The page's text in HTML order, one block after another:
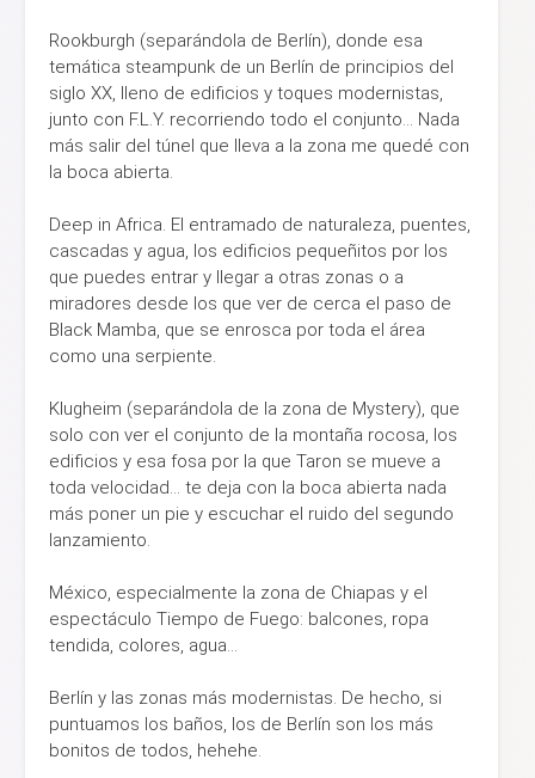
Rookburgh (separándola de Berlín), donde esa
temática steampunk de un Berlín de principios del
siglo XX, lleno de edificios y toques modernistas,
junto con F.L.Y. recorriendo todo el conjunto… Nada
más salir del túnel que lleva a la zona me quedé con
la boca abierta.
Deep in Africa. El entramado de naturaleza, puentes,
cascadas y agua, los edificios pequeñitos por los
que puedes entrar y llegar a otras zonas o a
miradores desde los que ver de cerca el paso de
Black Mamba, que se enrosca por toda el área
como una serpiente.
Klugheim (separándola de la zona de Mystery), que
solo con ver el conjunto de la montaña rocosa, los
edificios y esa fosa por la que Taron se mueve a
toda velocidad… te deja con la boca abierta nada
más poner un pie y escuchar el ruido del segundo
lanzamiento.
México, especialmente la zona de Chiapas y el
espectáculo Tiempo de Fuego: balcones, ropa
tendida, colores, agua…
Berlín y las zonas más modernistas. De hecho, si
puntuamos los baños, los de Berlín son los más
bonitos de todos, hehehe.